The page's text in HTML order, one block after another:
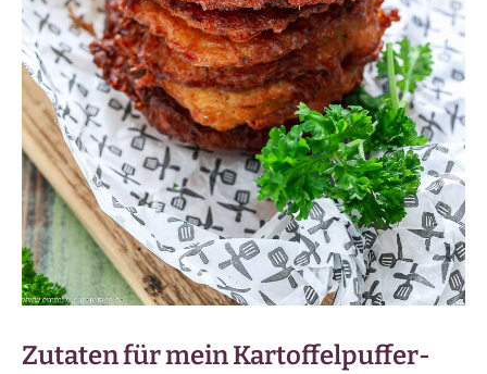
Zutaten für mein Kartoffelpuffer-